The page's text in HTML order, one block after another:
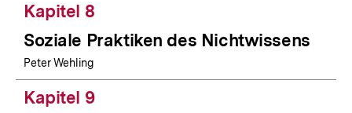
Kapitel 8
Soziale Praktiken des Nichtwissens
Peter Wehling
Kapitel 9